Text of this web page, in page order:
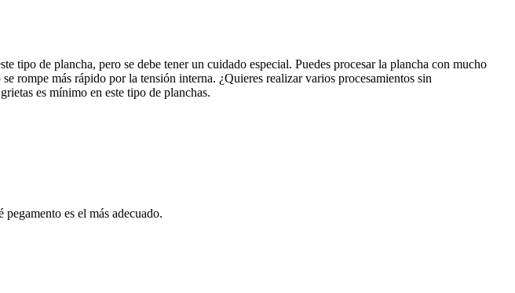
de plancha, pero se debe tener un cuidado especial. Puedes procesar la plancha con mucho
rompe más rápido por la tensión interna. ¿Quieres realizar varios procesamientos sin
es mínimo en este tipo de planchas.
es el más adecuado.